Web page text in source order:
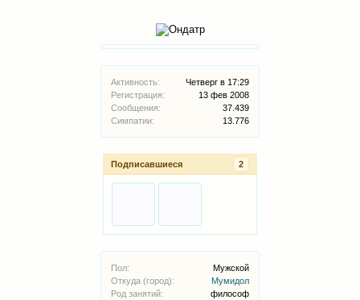
Активность:
Четверг в 17:29
Регистрация:
13 фев 2008
Сообщения:
37.439
Симпатии:
13.776
Подписавшиеся 2
Пол:
Мужской
Откуда (город):
Мумидол
Род занятий:
философ